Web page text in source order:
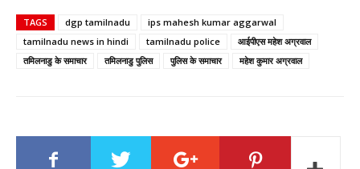
TAGS dgp tamilnadu
ips mahesh kumar aggarwal
tamilnadu news in hindi
tamilnadu police
आईपीएस महेश अग्रवाल
तमिलनाडु के समाचार
तमिलनाडु पुलिस पुलिस के समाचार महेश कुमार अग्रवाल